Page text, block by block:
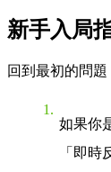
新手入局
回到最初的問
如果你
「即時